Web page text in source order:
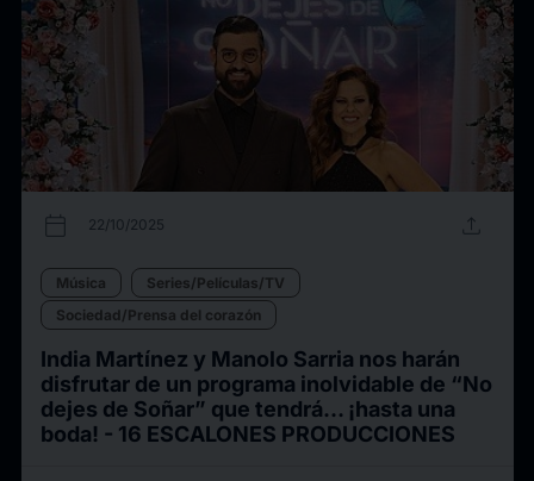
calendar_today 22/10/2025 upload
Música
Series/Películas/TV
Sociedad/Prensa del corazón
India Martínez y Manolo Sarria nos harán
disfrutar de un programa inolvidable de “No
dejes de Soñar” que tendrá… ¡hasta una
boda! - 16 ESCALONES PRODUCCIONES